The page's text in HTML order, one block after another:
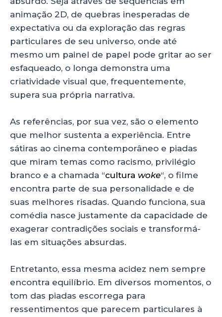
animação 2D, de quebras inesperadas de
expectativa ou da exploração das regras
particulares de seu universo, onde até
mesmo um painel de papel pode gritar ao ser
esfaqueado, o longa demonstra uma
criatividade visual que, frequentemente,
supera sua própria narrativa.
As referências, por sua vez, são o elemento
que melhor sustenta a experiência. Entre
sátiras ao cinema contemporâneo e piadas
que miram temas como racismo, privilégio
branco e a chamada “cultura woke“, o filme
encontra parte de sua personalidade e de
suas melhores risadas. Quando funciona, sua
comédia nasce justamente da capacidade de
exagerar contradições sociais e transformá-
las em situações absurdas.
Entretanto, essa mesma acidez nem sempre
encontra equilíbrio. Em diversos momentos, o
tom das piadas escorrega para
ressentimentos que parecem particulares à